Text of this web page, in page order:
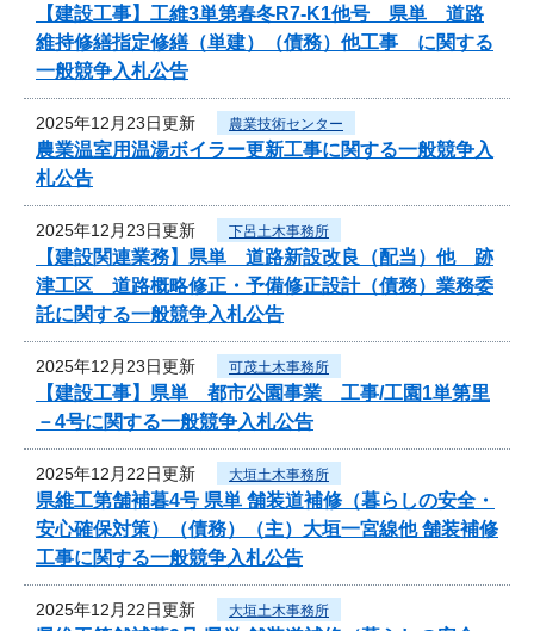
【建設工事】工維3単第春冬R7-K1他号 県単 道路
維持修繕指定修繕（単建）（債務）他工事 に関する
一般競争入札公告
2025年12月23日更新 農業技術センター
農業温室用温湯ボイラー更新工事に関する一般競争入
札公告
2025年12月23日更新 下呂土木事務所
【建設関連業務】県単 道路新設改良（配当）他 跡
津工区 道路概略修正・予備修正設計（債務）業務委
託に関する一般競争入札公告
2025年12月23日更新 可茂土木事務所
【建設工事】県単 都市公園事業 工事/工園1単第里
－4号に関する一般競争入札公告
2025年12月22日更新 大垣土木事務所
県維工第舗補暮4号 県単 舗装道補修（暮らしの安全・
安心確保対策）（債務）（主）大垣一宮線他 舗装補修
工事に関する一般競争入札公告
2025年12月22日更新 大垣土木事務所